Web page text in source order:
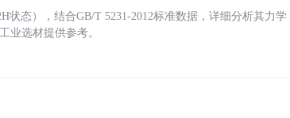
态），结合GB/T 5231-2012标准数据，详细分析其力学
业选材提供参考。